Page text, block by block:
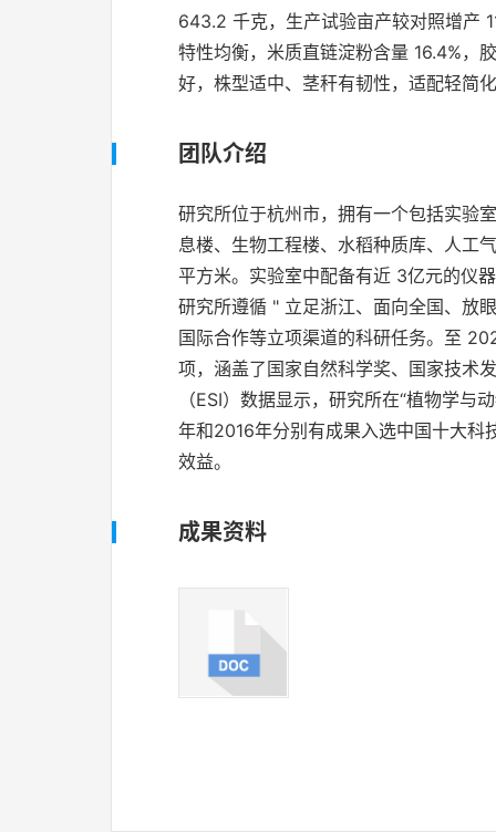
643.2 千克，生产试验亩产较对照增产
特性均衡，米质直链淀粉含量 16.4%，
好，株型适中、茎秆有韧性，适配轻简
团队介绍
研究所位于杭州市，拥有一个包括实验
息楼、生物工程楼、水稻种质库、人工
平方米。实验室中配备有近 3亿元的仪
研究所遵循 " 立足浙江、面向全国、放
国际合作等立项渠道的科研任务。至
项，涵盖了国家自然科学奖、国家技术
（ESI）数据显示，研究所在“植物学
年和2016年分别有成果入选中国十大科
效益。
成果资料